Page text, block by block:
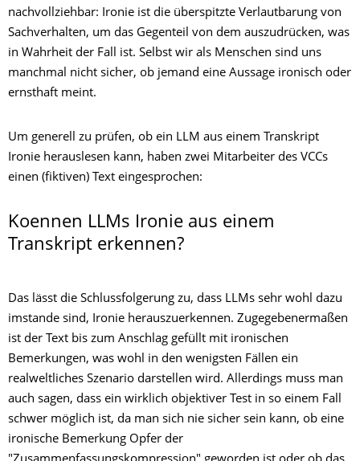
nachvollziehbar: Ironie ist die überspitzte Verlautbarung von
Sachverhalten, um das Gegenteil von dem auszudrücken, was
in Wahrheit der Fall ist. Selbst wir als Menschen sind uns
manchmal nicht sicher, ob jemand eine Aussage ironisch oder
ernsthaft meint.
Um generell zu prüfen, ob ein LLM aus einem Transkript
Ironie herauslesen kann, haben zwei Mitarbeiter des VCCs
einen (fiktiven) Text eingesprochen:
Koennen LLMs Ironie aus einem
Transkript erkennen?
Das lässt die Schlussfolgerung zu, dass LLMs sehr wohl dazu
imstande sind, Ironie herauszuerkennen. Zugegebenermaßen
ist der Text bis zum Anschlag gefüllt mit ironischen
Bemerkungen, was wohl in den wenigsten Fällen ein
realweltliches Szenario darstellen wird. Allerdings muss man
auch sagen, dass ein wirklich objektiver Test in so einem Fall
schwer möglich ist, da man sich nie sicher sein kann, ob eine
ironische Bemerkung Opfer der